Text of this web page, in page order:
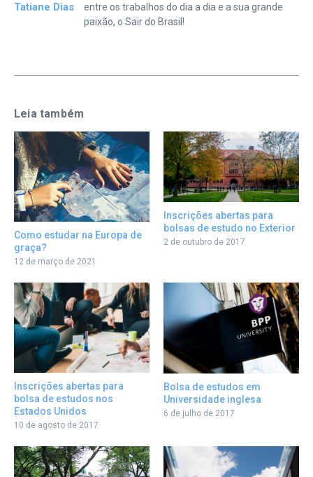
Tatiane Dias
entre os trabalhos do dia a dia e a sua grande
paixão, o Sair do Brasil!
Leia também
Como estudar na Europa de
graça?
12 de março de 2021
Inscrições abertas para
bolsas de estudo no Exterior
2 de outubro de 2017
Inscrições abertas para
bolsa de estudos nos
Estados Unidos
10 de agosto de 2017
Bolsa de estudos em
Universidade inglesa
6 de julho de 2017